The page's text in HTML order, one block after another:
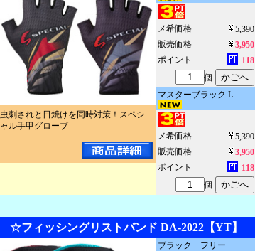
虫刺されと日焼けを同時対策！スペシ
ャル手甲グローブ
メ希価格
5,390
販売価格
3,950
ポイント
118
個
マスターブラック L
メ希価格
5,390
販売価格
3,950
ポイント
118
個
☆フィッシングリストバンド DA-2022【YT】
ブラック フリー